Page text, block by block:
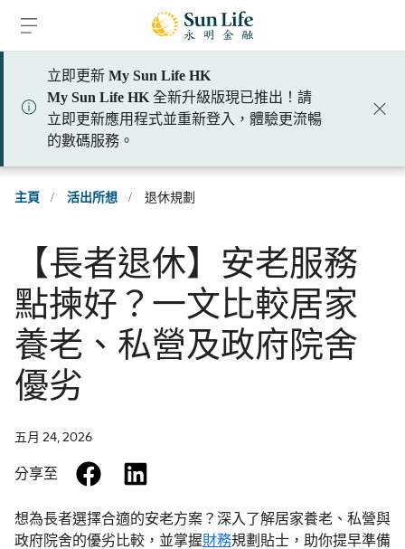
立即更新 My Sun Life HK
My Sun Life HK 全新升級版現已推出！請
立即更新應用程式並重新登入，體驗更流暢
的數碼服務。
主頁 / 活出所想 / 退休規劃
【長者退休】安老服務
點揀好？一文比較居家
養老、私營及政府院舍
優劣
五月 24, 2026
分享至 facebook
想為長者選擇合適的安老方案？深入了解居家養老、私營與
政府院舍的優劣比較，並掌握財務規劃貼士，助你提早準備